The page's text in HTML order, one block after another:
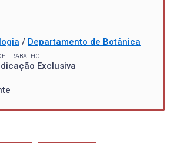
/ Departamento de Botânica
TRABALHO
Exclusiva